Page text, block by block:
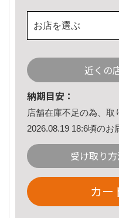
お店を選ぶ
近くの
納期目安：
店舗在庫不足の為、取
2026.08.19 18:6頃のお
受け取り
カー